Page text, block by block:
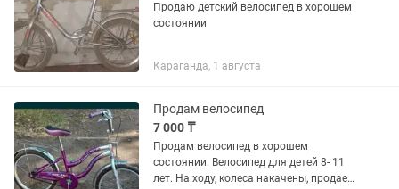
Продаю детский велосипед в хорошем
состоянии
Караганда, 1 августа
Продам велосипед
7 000 ₸
Продам велосипед в хорошем
состоянии. Велосипед для детей 8- 11
лет. На ходу, колеса накачены, продает,